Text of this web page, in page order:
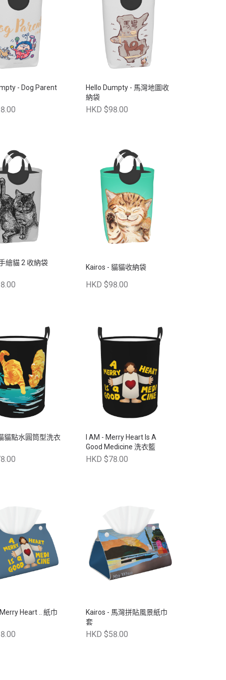
Parent
Hello Dumpty - 馬灣地圖收
納袋
HKD $98.00
繪貓 2 收納袋
Kairos - 貓貓收納袋
HKD $98.00
貓點水圓筒型洗衣
I AM - Merry Heart Is A
Good Medicine 洗衣籃
HKD $78.00
Heart .. 紙巾
Kairos - 馬灣拼貼風景紙巾
套
HKD $58.00